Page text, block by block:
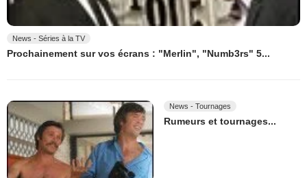
News - Séries à la TV
Prochainement sur vos écrans : "Merlin", "Numb3rs" 5...
News - Tournages
Rumeurs et tournages...